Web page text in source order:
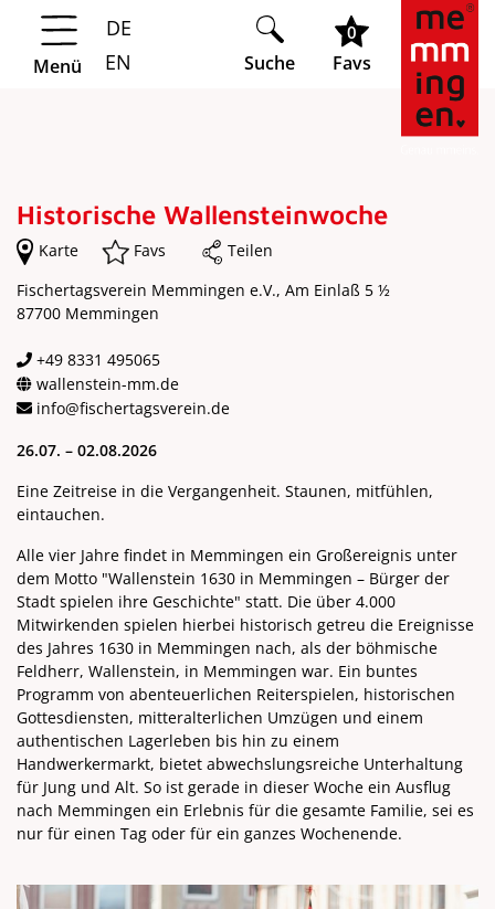
Springe zur Navigation
Springe zum Hauptinhalt
Menü
DE
EN
Suche
0
Favs
Historische Wallensteinwoche
Karte Favs
Teilen
Fischertagsverein Memmingen e.V., Am Einlaß 5 ½
87700 Memmingen
+49 8331 495065
wallenstein-mm.de
info@fischertagsverein.de
26.07. – 02.08.2026
Eine Zeitreise in die Vergangenheit. Staunen, mitfühlen,
eintauchen.
Alle vier Jahre findet in Memmingen ein Großereignis unter
dem Motto "Wallenstein 1630 in Memmingen – Bürger der
Stadt spielen ihre Geschichte" statt. Die über 4.000
Mitwirkenden spielen hierbei historisch getreu die Ereignisse
des Jahres 1630 in Memmingen nach, als der böhmische
Feldherr, Wallenstein, in Memmingen war. Ein buntes
Programm von abenteuerlichen Reiterspielen, historischen
Gottesdiensten, mitteralterlichen Umzügen und einem
authentischen Lagerleben bis hin zu einem
Handwerkermarkt, bietet abwechslungsreiche Unterhaltung
für Jung und Alt. So ist gerade in dieser Woche ein Ausflug
nach Memmingen ein Erlebnis für die gesamte Familie, sei es
nur für einen Tag oder für ein ganzes Wochenende.